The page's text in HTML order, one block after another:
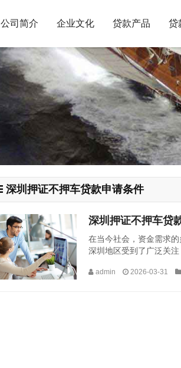
公司简介 企业文化 贷款产品 贷
深圳押证不押车贷款申请条件
深圳押证不押车贷
在当今社会，资金需求
深圳地区受到了广泛关
admin 2026-03-31